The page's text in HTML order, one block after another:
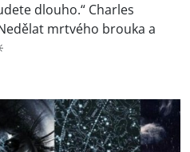
dlouho.“ Charles
mrtvého brouka a